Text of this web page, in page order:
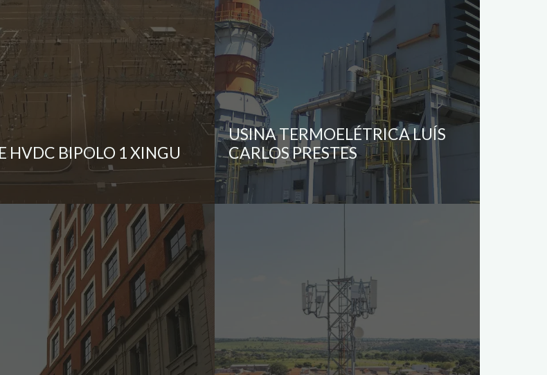
HVDC BIPOLO 1 XINGU
USINA TERMOELÉTRICA LUÍS
CARLOS PRESTES